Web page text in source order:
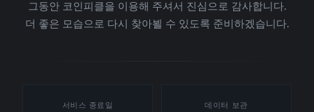
그동안 코인피클을 이용해 주셔서 진심으로 감사합니다.
더 좋은 모습으로 다시 찾아뵐 수 있도록 준비하겠습니다.
서비스 종료일 데이터 보관